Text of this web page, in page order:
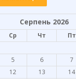
Серпень 2026
Ср Чт Пт
5 6 7
12 13 14